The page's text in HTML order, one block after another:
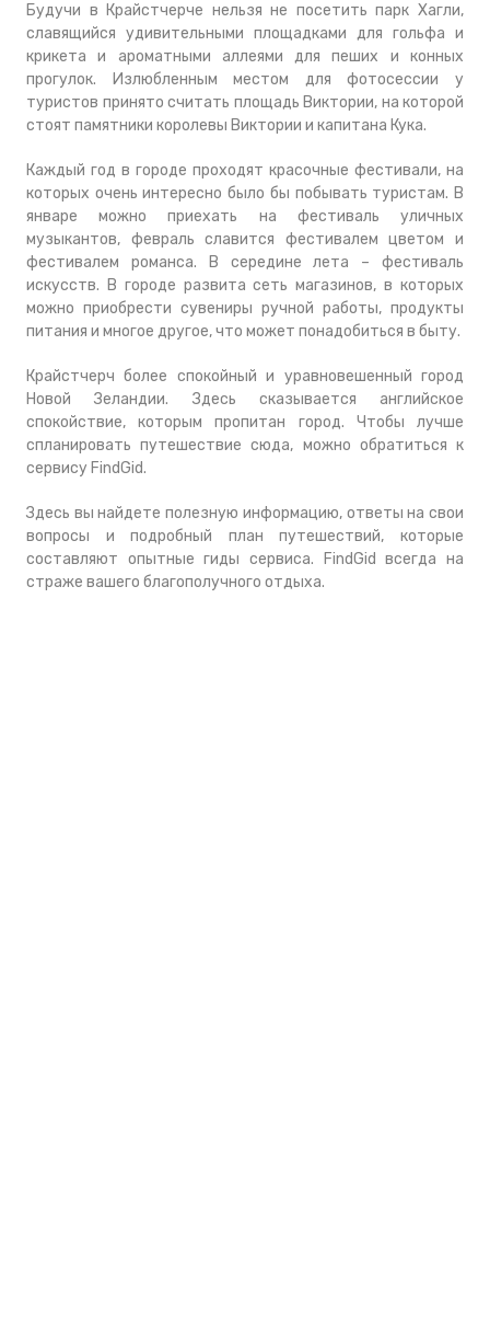
Будучи в Крайстчерче нельзя не посетить парк Хагли,
славящийся удивительными площадками для гольфа и
крикета и ароматными аллеями для пеших и конных
прогулок. Излюбленным местом для фотосессии у
туристов принято считать площадь Виктории, на которой
стоят памятники королевы Виктории и капитана Кука.
Каждый год в городе проходят красочные фестивали, на
которых очень интересно было бы побывать туристам. В
январе можно приехать на фестиваль уличных
музыкантов, февраль славится фестивалем цветом и
фестивалем романса. В середине лета – фестиваль
искусств. В городе развита сеть магазинов, в которых
можно приобрести сувениры ручной работы, продукты
питания и многое другое, что может понадобиться в быту.
Крайстчерч более спокойный и уравновешенный город
Новой Зеландии. Здесь сказывается английское
спокойствие, которым пропитан город. Чтобы лучше
спланировать путешествие сюда, можно обратиться к
сервису FindGid.
Здесь вы найдете полезную информацию, ответы на свои
вопросы и подробный план путешествий, которые
составляют опытные гиды сервиса. FindGid всегда на
страже вашего благополучного отдыха.